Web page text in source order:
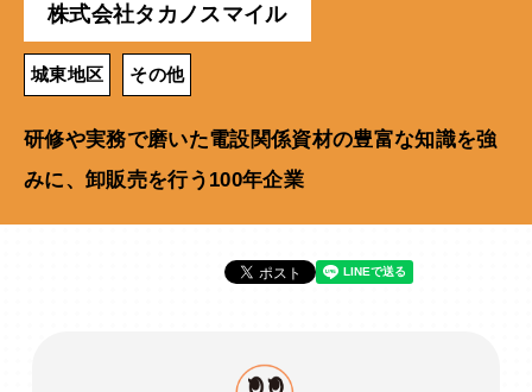
株式会社タカノスマイル
城東地区 その他
研修や実務で磨いた電設関係資材の豊富な知識を強
みに、卸販売を行う100年企業